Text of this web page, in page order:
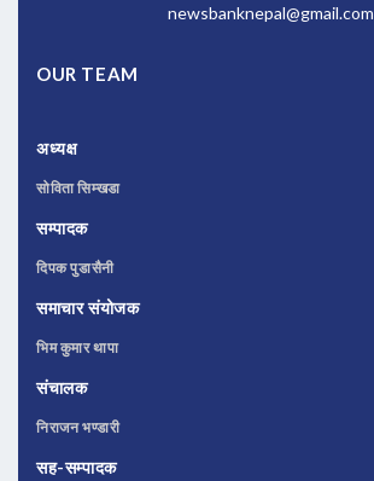
newsbanknepal@gmail.com
OUR TEAM
अध्यक्ष
सोविता सिम्खडा
सम्पादक
दिपक पुडासैनी
समाचार संयोजक
भिम कुमार थापा
संचालक
निराजन भण्डारी
सह-सम्पादक